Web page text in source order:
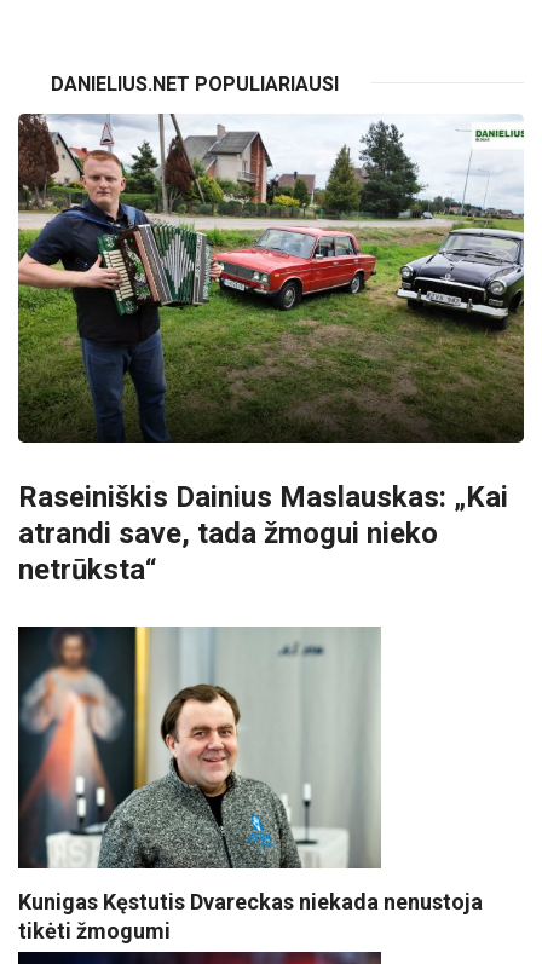
DANIELIUS.NET POPULIARIAUSI
Raseiniškis Dainius Maslauskas: „Kai
atrandi save, tada žmogui nieko
netrūksta“
Kunigas Kęstutis Dvareckas niekada nenustoja
tikėti žmogumi